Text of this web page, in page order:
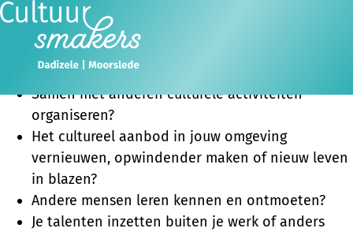
Zin om het culturele leven in je buurt meer smaak te
geven?
Wil jij ...
Samen met anderen culturele activiteiten
organiseren?
Het cultureel aanbod in jouw omgeving
vernieuwen, opwindender maken of nieuw leven
in blazen?
Andere mensen leren kennen en ontmoeten?
Je talenten inzetten buiten je werk of anders